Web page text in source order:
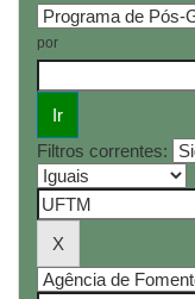
por
Filtros correntes: